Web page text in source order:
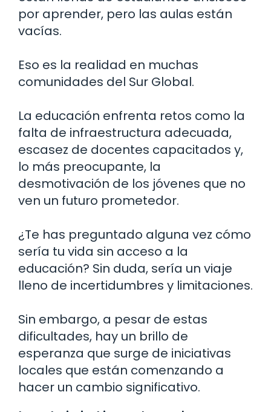
por aprender, pero las aulas están
vacías.
Eso es la realidad en muchas
comunidades del Sur Global.
La educación enfrenta retos como la
falta de infraestructura adecuada,
escasez de docentes capacitados y,
lo más preocupante, la
desmotivación de los jóvenes que no
ven un futuro prometedor.
¿Te has preguntado alguna vez cómo
sería tu vida sin acceso a la
educación? Sin duda, sería un viaje
lleno de incertidumbres y limitaciones.
Sin embargo, a pesar de estas
dificultades, hay un brillo de
esperanza que surge de iniciativas
locales que están comenzando a
hacer un cambio significativo.